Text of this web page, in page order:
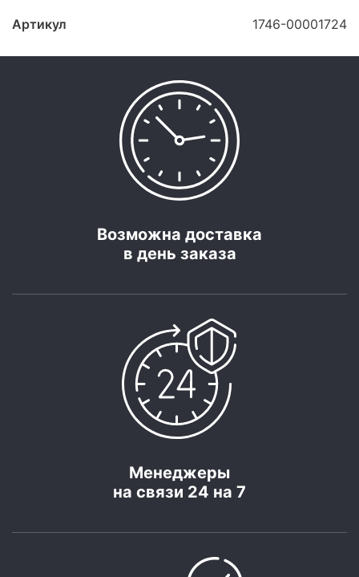
Артикул 1746-00001724
Возможна доставка
в день заказа
Менеджеры
на связи 24 на 7